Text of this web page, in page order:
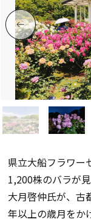
県立大船フラワー
1,200株のバラが
大月啓仲氏が、古
年以上の歳月をか